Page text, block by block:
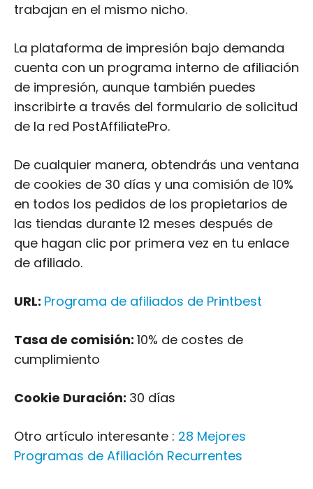
trabajan en el mismo nicho.
La plataforma de impresión bajo demanda
cuenta con un programa interno de afiliación
de impresión, aunque también puedes
inscribirte a través del formulario de solicitud
de la red PostAffiliatePro.
De cualquier manera, obtendrás una ventana
de cookies de 30 días y una comisión de 10%
en todos los pedidos de los propietarios de
las tiendas durante 12 meses después de
que hagan clic por primera vez en tu enlace
de afiliado.
URL: Programa de afiliados de Printbest
Tasa de comisión: 10% de costes de
cumplimiento
Cookie Duración: 30 días
Otro artículo interesante : 28 Mejores
Programas de Afiliación Recurrentes